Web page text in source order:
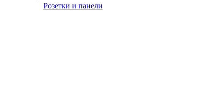
Розетки и панели